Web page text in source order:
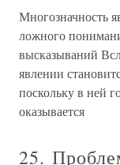
Многозначность
ложного
высказываний
явлении
поскольку в ней
оказывается
25.